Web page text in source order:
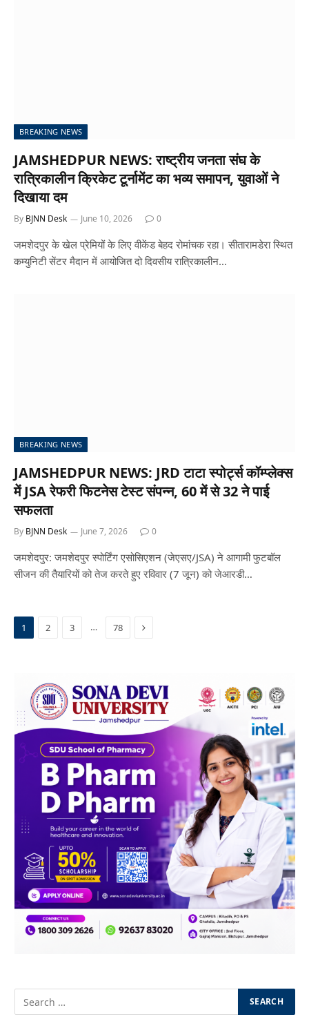
BREAKING NEWS
JAMSHEDPUR NEWS: राष्ट्रीय जनता संघ के
रात्रिकालीन क्रिकेट टूर्नामेंट का भव्य समापन, युवाओं ने
दिखाया दम
By BJNN Desk June 10, 2026 0
जमशेदपुर के खेल प्रेमियों के लिए वीकेंड बेहद रोमांचक रहा। सीतारामडेरा स्थित
कम्युनिटी सेंटर मैदान में आयोजित दो दिवसीय रात्रिकालीन…
BREAKING NEWS
JAMSHEDPUR NEWS: JRD टाटा स्पोर्ट्स कॉम्प्लेक्स
में JSA रेफरी फिटनेस टेस्ट संपन्न, 60 में से 32 ने पाई
सफलता
By BJNN Desk June 7, 2026 0
जमशेदपुर: जमशेदपुर स्पोर्टिंग एसोसिएशन (जेएसए/JSA) ने आगामी फुटबॉल
सीजन की तैयारियों को तेज करते हुए रविवार (7 जून) को जेआरडी…
1 2 3 … 78 Next